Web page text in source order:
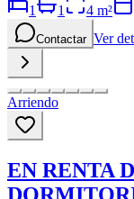
1 1 4 m²
Contactar Ver
Arriendo
EN RENTA